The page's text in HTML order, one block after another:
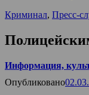
Криминал, Пресс-
Информация,
Опубликовано